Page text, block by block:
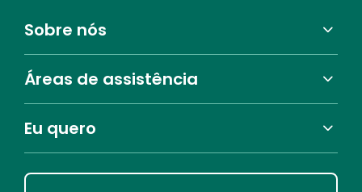
Sobre nós
Áreas de assistência
Eu quero